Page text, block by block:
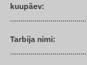
kuupäev:
Tarbija nimi: